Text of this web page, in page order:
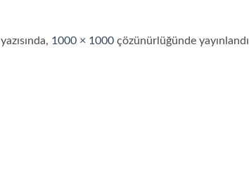
yazısında, 1000 × 1000 çözünürlüğünde yayınlandı